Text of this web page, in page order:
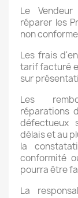
Le
réparer les
non
Les frais
tarif facturé
sur
Les
réparations
défectueux
délais et au
la
conformité
pourra être
La